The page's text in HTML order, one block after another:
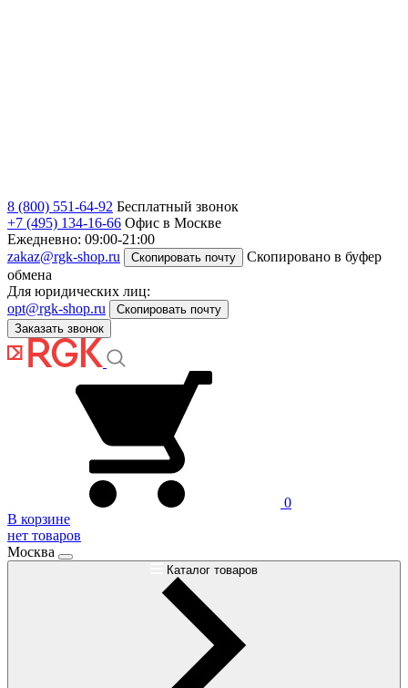
8 (800) 551-64-92 Бесплатный звонок
+7 (495) 134-16-66 Офис в Москве
Ежедневно: 09:00-21:00
zakaz@rgk-shop.ru
Скопировать почту
Скопировано в буфер
обмена
Для юридических лиц:
opt@rgk-shop.ru
Скопировать почту
Заказать звонок
0
В корзине
нет товаров
Москва
Каталог товаров